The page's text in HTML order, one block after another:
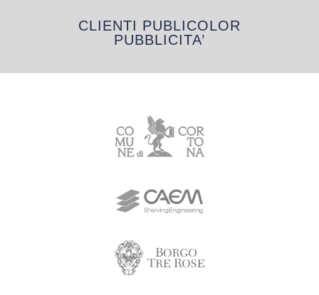
CLIENTI PUBLICOLOR
PUBBLICITA’